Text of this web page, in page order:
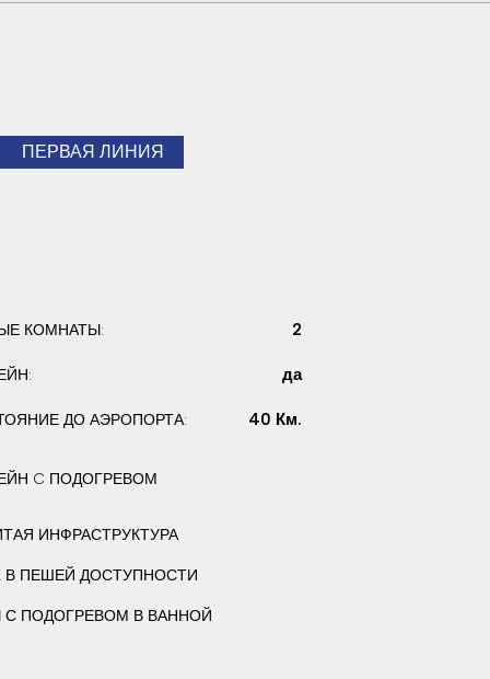
ПЕРВАЯ ЛИНИЯ
КОМНАТЫ: 2
да
ДО АЭРОПОРТА: 40 Км.
C ПОДОГРЕВОМ
ИНФРАСТРУКТУРА
В ПЕШЕЙ ДОСТУПНОСТИ
С ПОДОГРЕВОМ В ВАННОЙ